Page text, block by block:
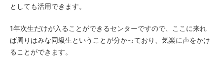
としても活用できます。
1年次生だけが入ることができるセンターですので、ここに来れ
ば周りはみな同級生ということが分かっており、気楽に声をかけ
ることができます。